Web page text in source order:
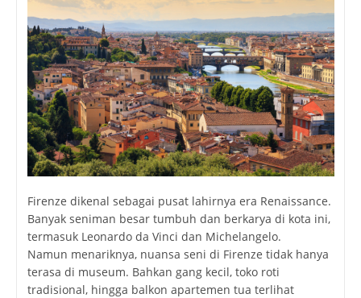
Firenze dikenal sebagai pusat lahirnya era Renaissance.
Banyak seniman besar tumbuh dan berkarya di kota ini,
termasuk Leonardo da Vinci dan Michelangelo.
Namun menariknya, nuansa seni di Firenze tidak hanya
terasa di museum. Bahkan gang kecil, toko roti
tradisional, hingga balkon apartemen tua terlihat